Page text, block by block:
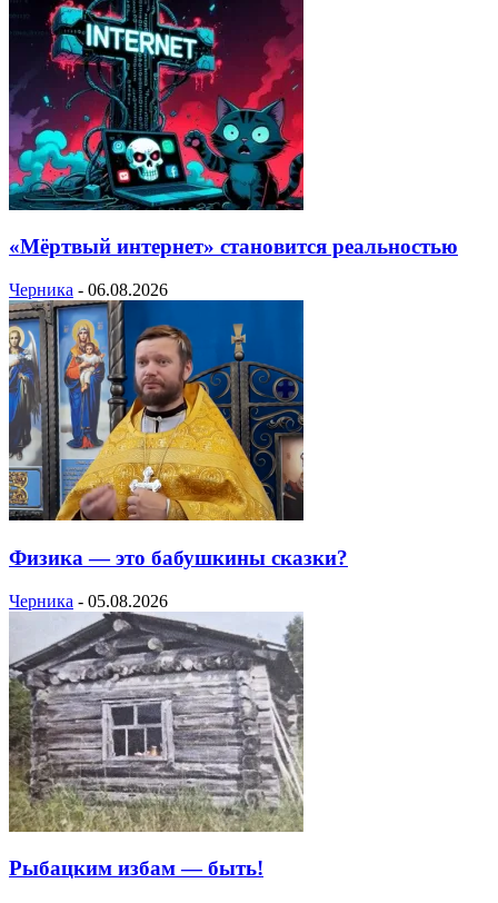
«Мёртвый интернет» становится реальностью
Черника - 06.08.2026
Физика — это бабушкины сказки?
Черника - 05.08.2026
Рыбацким избам — быть!